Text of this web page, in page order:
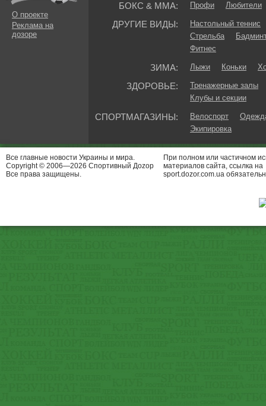
О проекте
Реклама на
дозоре
БОКС & ММА: Профи Любители
ДРУГИЕ ВИДЫ:
Настольный теннис
Стрельба
Фитнес
ЗИМА: Лыжи Коньки
ЗДОРОВЬЕ:
Тренажерные залы
Клубы и секции
СПОРТМАГАЗИНЫ: Велоспорт
Экипировка
Все главные новости Украины и мира.
Copyright © 2006—2026 Спортивный Доzор
Все права защищены.
При полном или частичном
материалов сайта, ссылка на
sport.dozor.com.ua